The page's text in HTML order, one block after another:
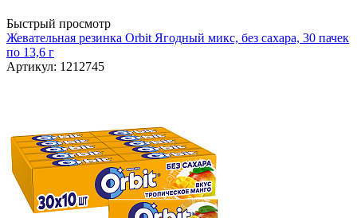
Быстрый просмотр
Жевательная резинка Orbit Ягодный микс, без сахара, 30 пачек
по 13,6 г
Артикул: 1212745